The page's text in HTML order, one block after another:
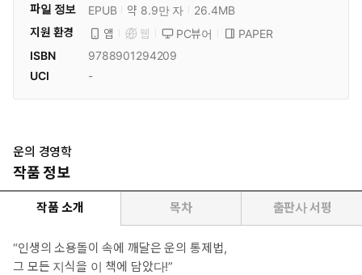
파일 정보
EPUB 약 8.9만 자
26.4MB
지원 환경
앱 웹 PC뷰어
PAPER
ISBN
9788901294209
UCI
-
운의 경영학
작품 정보
작품 소개 목차 출판사 서평
“인생의 소용돌이 속에 깨달은 운의 통제법,
그 모든 지식을 이 책에 담았다!”